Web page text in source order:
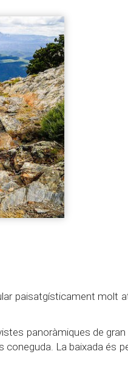
paisatgísticament molt
panoràmiques de gran
La baixada és